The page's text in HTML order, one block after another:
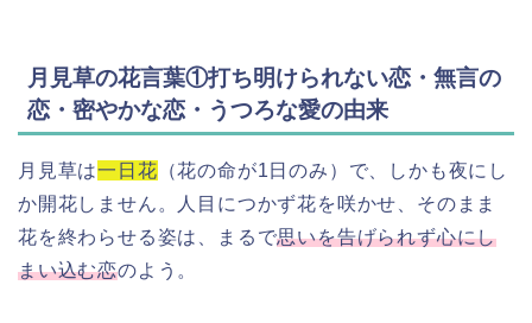
月見草の花言葉①打ち明けられない恋・無言の
恋・密やかな恋・うつろな愛の由来
月見草は一日花 （花の命が1日のみ）で、しかも夜にし
か開花しません。人目につかず花を咲かせ、そのまま
花を終わらせる姿は、まるで思いを告げられず心にし
まい込む恋のよう。